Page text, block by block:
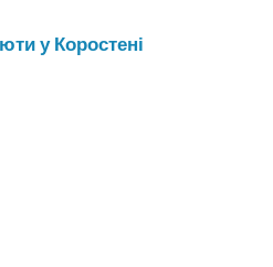
у Коростені